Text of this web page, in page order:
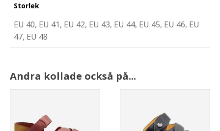
Storlek
EU 40, EU 41, EU 42, EU 43, EU 44, EU 45, EU 46, EU
47, EU 48
Andra kollade också på...
multiple
multiple